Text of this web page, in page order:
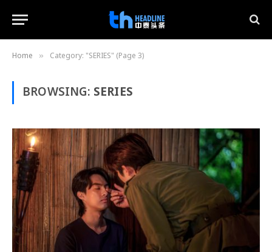
Home » Category: "SERIES" (Page 3)
BROWSING: SERIES